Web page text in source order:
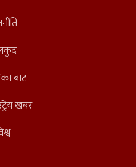
बाट
खबर